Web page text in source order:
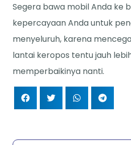
Segera bawa mobil Anda ke
kepercayaan Anda untuk
menyeluruh, karena
lantai keropos tentu jauh
memperbaikinya nanti.